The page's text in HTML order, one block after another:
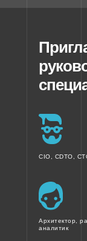
CIO, CDTO,
Архитектор,
аналитик